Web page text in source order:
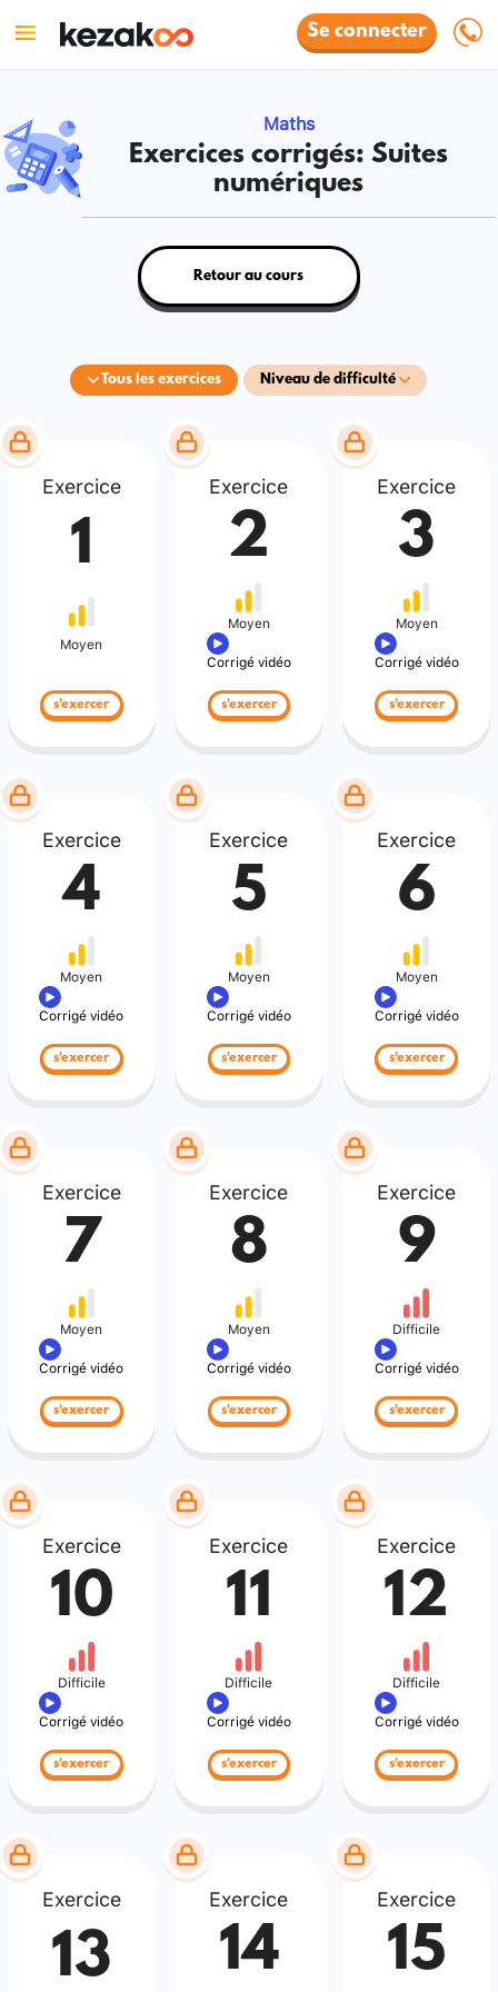
Se connecter
Maths
Exercices corrigés: Suites
numériques
Tous les exercices Niveau de difficulté
Retour au cours
Exercice
1
Moyen
s'exercer
Exercice
2
Moyen
Corrigé vidéo
s'exercer
Exercice
3
Moyen
Corrigé vidéo
s'exercer
Exercice
4
Moyen
Corrigé vidéo
s'exercer
Exercice
5
Moyen
Corrigé vidéo
s'exercer
Exercice
6
Moyen
Corrigé vidéo
s'exercer
Exercice
7
Moyen
Corrigé vidéo
s'exercer
Exercice
8
Moyen
Corrigé vidéo
s'exercer
Exercice
9
Difficile
Corrigé vidéo
s'exercer
Exercice
10
Difficile
Corrigé vidéo
s'exercer
Exercice
11
Difficile
Corrigé vidéo
s'exercer
Exercice
12
Difficile
Corrigé vidéo
s'exercer
Exercice
13
Exercice
14
Exercice
15